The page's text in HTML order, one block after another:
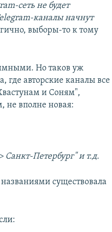
сеть не будет
каналы начнут
выборы-то к тому
Но таков уж
где авторские каналы все
и Соням",
вполне новая:
Петербург" и т.д.
существовала